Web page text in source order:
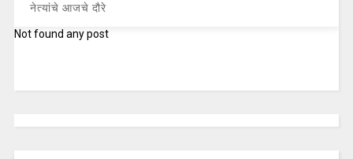
नेत्यांचे आजचे दौरे
Not found any post